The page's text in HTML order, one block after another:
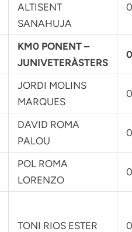
ALTISENT
SANAHUJA
KM0 PONENT –
JUNIVETERÀSTERS
JORDI MOLINS
MARQUES
DAVID ROMA
PALOU
POL ROMA
LORENZO
TONI RIOS ESTER